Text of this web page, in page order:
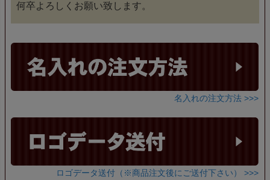
何卒よろしくお願い致します。
名入れの注文方法 >>>
ロゴデータ送付（※商品注文後にご送付下さい） >>>